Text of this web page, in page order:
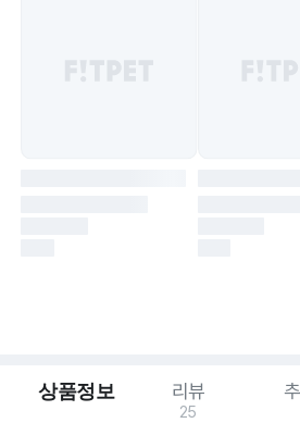
상품정보 리뷰
25